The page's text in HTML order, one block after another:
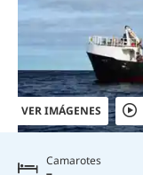
VER IMÁGENES
Camarotes